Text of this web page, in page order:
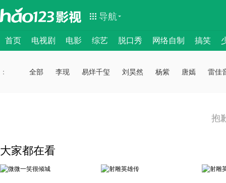
导航
首页 电视剧 电影 综艺 脱口秀 网络自制 搞笑
：： 全部 李现 易烊千玺 刘昊然 杨紫 唐嫣 雷佳
抱
大家都在看